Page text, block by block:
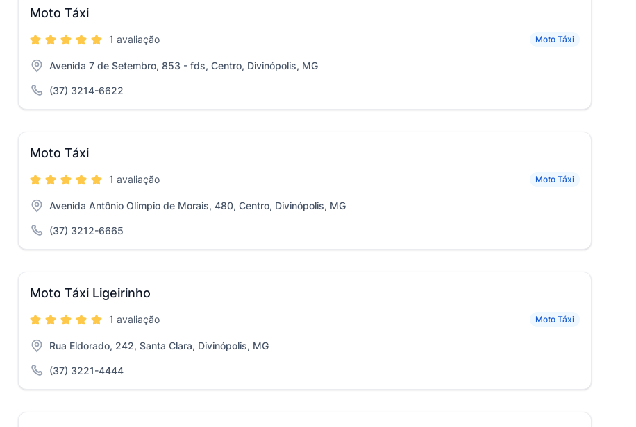
Moto Táxi
Moto Táxi
1 avaliação
Avenida 7 de Setembro, 853 - fds, Centro, Divinópolis, MG
(37) 3214-6622
Moto Táxi
Moto Táxi
1 avaliação
Avenida Antônio Olímpio de Morais, 480, Centro, Divinópolis, MG
(37) 3212-6665
Moto Táxi Ligeirinho
Moto Táxi
1 avaliação
Rua Eldorado, 242, Santa Clara, Divinópolis, MG
(37) 3221-4444